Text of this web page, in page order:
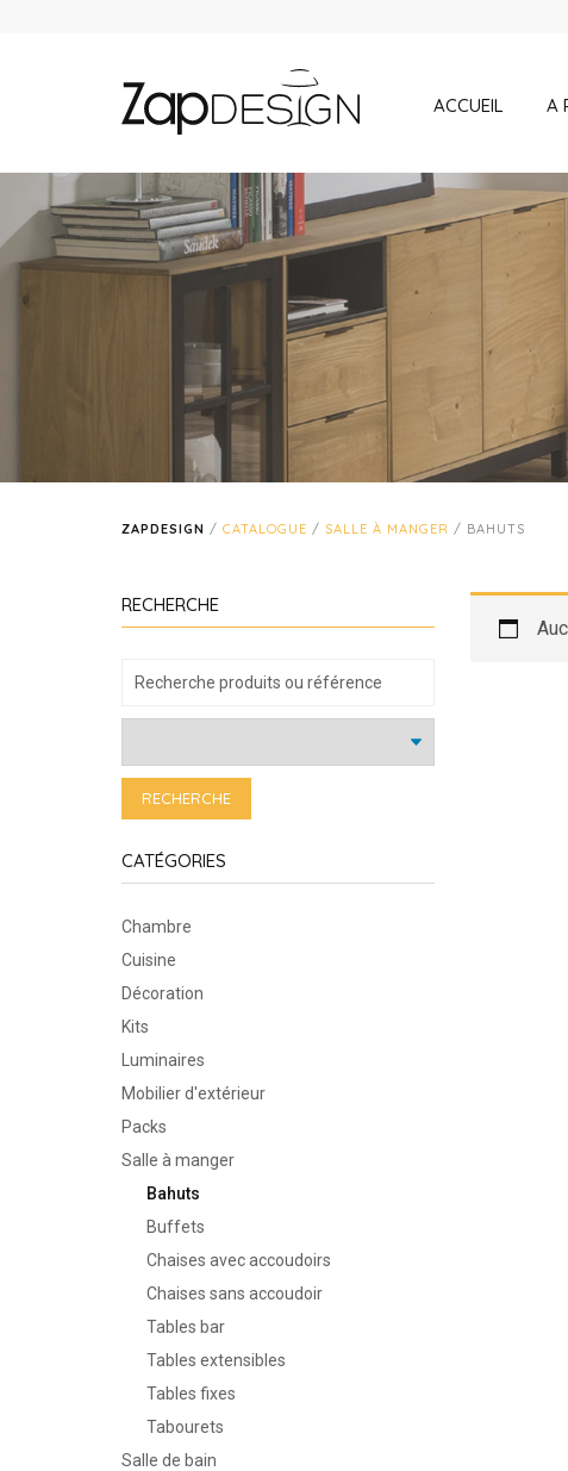
ACCUEIL A
ZAPDESIGN / CATALOGUE / SALLE À MANGER / BAHUTS
RECHERCHE
RECHERCHE
CATÉGORIES
Chambre
Cuisine
Décoration
Kits
Luminaires
Mobilier d'extérieur
Packs
Salle à manger
Bahuts
Buffets
Chaises avec accoudoirs
Chaises sans accoudoir
Tables bar
Tables extensibles
Tables fixes
Tabourets
Salle de bain